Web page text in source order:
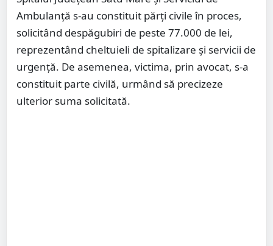
Ambulanță s-au constituit părți civile în proces,
solicitând despăgubiri de peste 77.000 de lei,
reprezentând cheltuieli de spitalizare și servicii de
urgență. De asemenea, victima, prin avocat, s-a
constituit parte civilă, urmând să precizeze
ulterior suma solicitată.